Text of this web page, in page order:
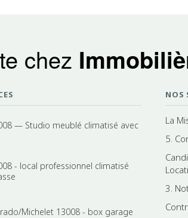
chez
— Studio meublé climatisé avec
- local professionnel climatisé
Michelet 13008 - box garage
NOS
La
5.
3.